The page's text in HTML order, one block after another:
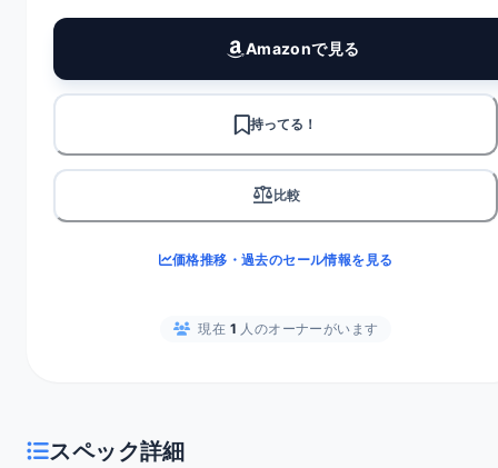
Amazonで見る
持ってる！
balance 比較
価格推移・過去のセール情報を見る
現在 1 人のオーナーがいます
スペック詳細